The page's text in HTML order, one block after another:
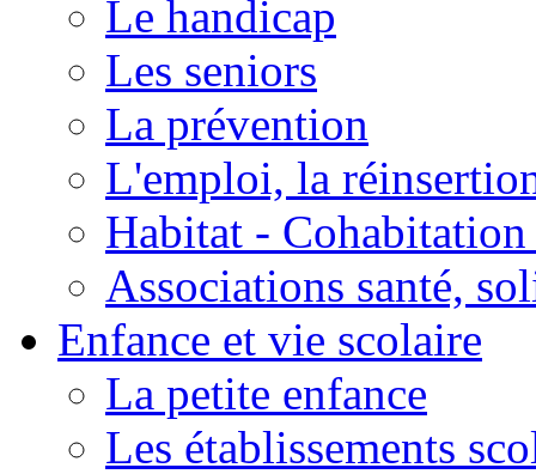
Le handicap
Les seniors
La prévention
L'emploi, la
Habitat -
Associations santé,
Enfance et vie scolaire
La petite enfance
Les établissements